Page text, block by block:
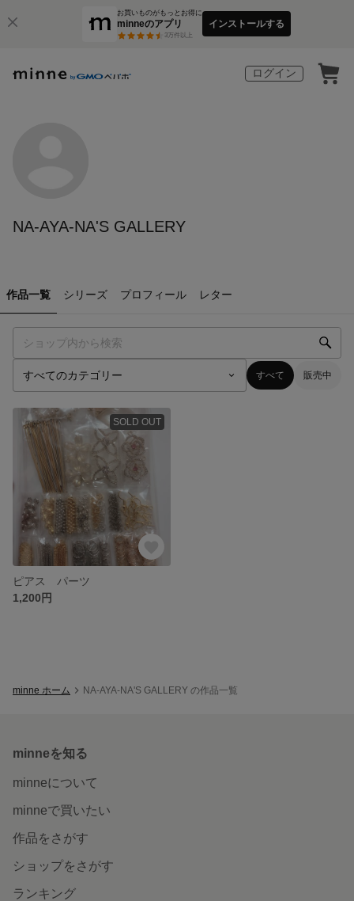
お買いものがもっとお得に
minneのアプリ
3万件以上
インストールする
ログイン
NA-AYA-NA'S GALLERY
作品一覧 シリーズ プロフィール レター
すべて 販売中
SOLD OUT
ピアス パーツ
1,200円
minne ホーム NA-AYA-NA'S GALLERY の作品一覧
minneを知る
minneについて
minneで買いたい
作品をさがす
ショップをさがす
ランキング